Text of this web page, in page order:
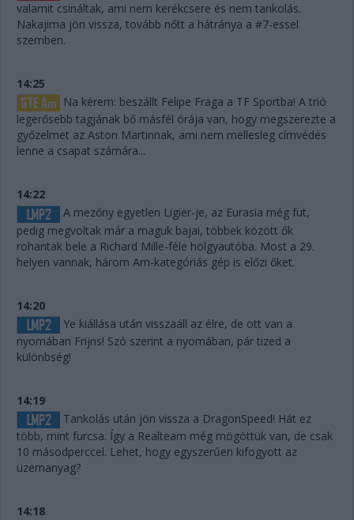
valamit csináltak, ami nem kerékcsere és nem tankolás.
Nakajima jön vissza, tovább nőtt a hátránya a #7-essel
szemben.
14:25
Na kérem: beszállt Felipe Fraga a TF Sportba! A trió
legerősebb tagjának bő másfél órája van, hogy megszerezte a
győzelmet az Aston Martinnak, ami nem mellesleg címvédés
lenne a csapat számára...
14:22
A mezőny egyetlen Ligier-je, az Eurasia még fut,
pedig megvoltak már a maguk bajai, többek között ők
rohantak bele a Richard Mille-féle hölgyautóba. Most a 29.
helyen vannak, három Am-kategóriás gép is előzi őket.
14:20
Ye kiállása után visszaáll az élre, de ott van a
nyomában Frijns! Szó szerint a nyomában, pár tized a
különbség!
14:19
Tankolás után jön vissza a DragonSpeed! Hát ez
több, mint furcsa. Így a Realteam még mögöttük van, de csak
10 másodperccel. Lehet, hogy egyszerűen kifogyott az
üzemanyag?
14:18